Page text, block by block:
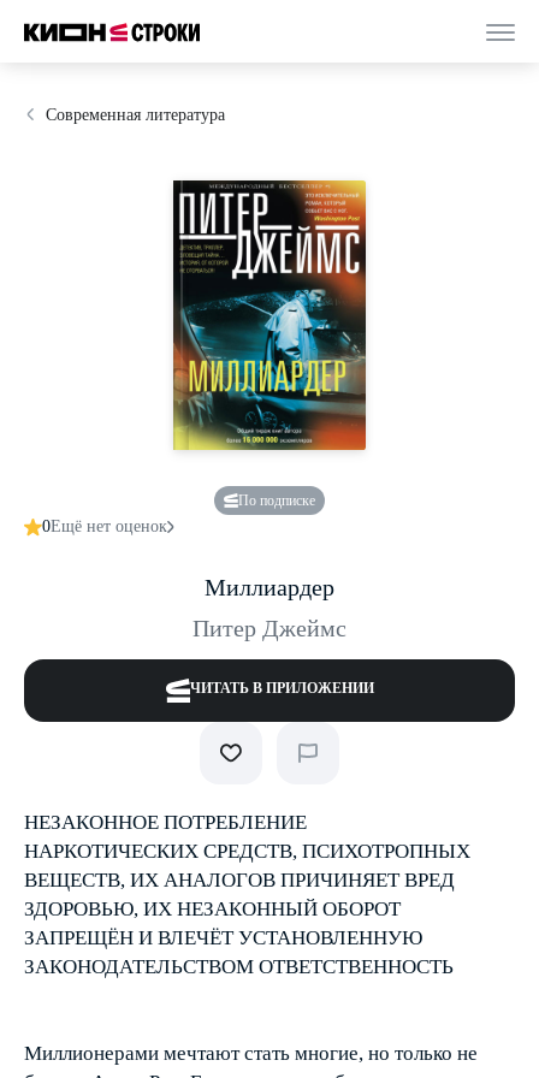
Современная литература
По подписке
0Ещё нет оценок
Миллиардер
Питер Джеймс
ЧИТАТЬ В ПРИЛОЖЕНИИ
НЕЗАКОННОЕ ПОТРЕБЛЕНИЕ
НАРКОТИЧЕСКИХ СРЕДСТВ, ПСИХОТРОПНЫХ
ВЕЩЕСТВ, ИХ АНАЛОГОВ ПРИЧИНЯЕТ ВРЕД
ЗДОРОВЬЮ, ИХ НЕЗАКОННЫЙ ОБОРОТ
ЗАПРЕЩЁН И ВЛЕЧЁТ УСТАНОВЛЕННУЮ
ЗАКОНОДАТЕЛЬСТВОМ ОТВЕТСТВЕННОСТЬ
Миллионерами мечтают стать многие, но только не